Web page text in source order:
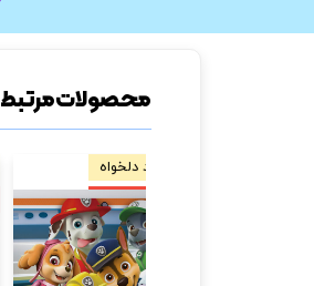
محصولات مرتبط
تولید در ابعاد دلخواه
۲ درصد